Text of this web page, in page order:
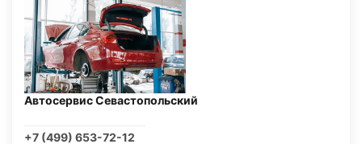
Автосервис Севастопольский
+7 (499) 653-72-12